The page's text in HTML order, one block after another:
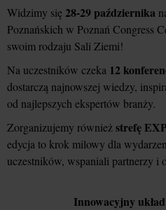
Widzimy się28-29 października
Poznańskich w Poznań Congress
swoim rodzaju Sali Ziemi!
Na uczestników czeka 12
dostarczą najnowszej wiedzy,
od najlepszych ekspertów branży.
Zorganizujemy równieżstrefę
edycja to krok milowy dla
uczestników, wspaniali partnerzy i
Innowacyjny